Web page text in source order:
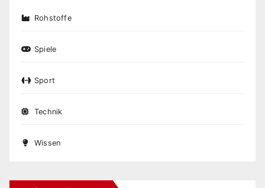
Rohstoffe
Spiele
Sport
Technik
Wissen